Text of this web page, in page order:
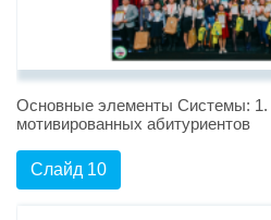
Основные элементы Системы: 1.
мотивированных абитуриентов
Слайд 10